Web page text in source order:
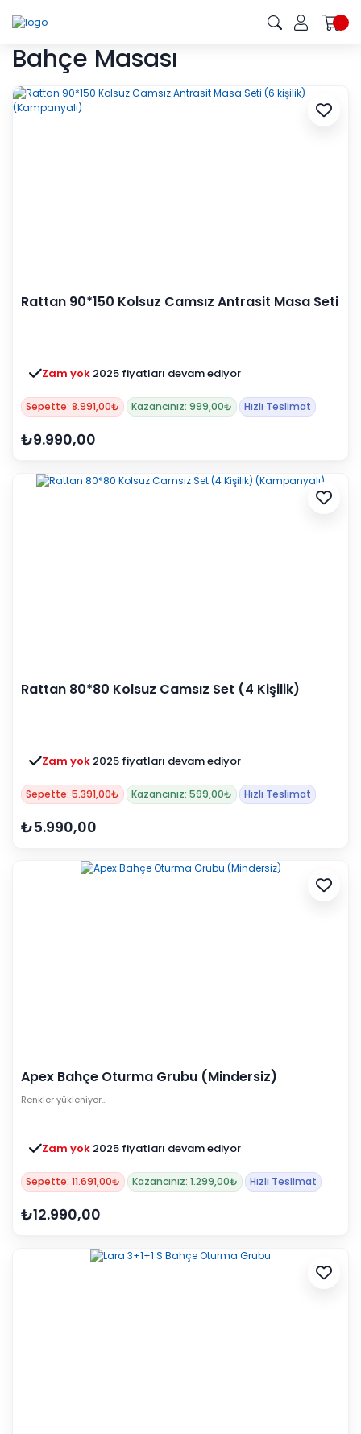
Bahçe Masası
Rattan 90*150 Kolsuz Camsız Antrasit Masa Seti
Zam yok 2025 fiyatları devam ediyor
Sepette: 8.991,00₺ Kazancınız: 999,00₺ Hızlı Teslimat
₺9.990,00
Rattan 80*80 Kolsuz Camsız Set (4 Kişilik)
Zam yok 2025 fiyatları devam ediyor
Sepette: 5.391,00₺ Kazancınız: 599,00₺ Hızlı Teslimat
₺5.990,00
Apex Bahçe Oturma Grubu (Mindersiz)
Renkler yükleniyor…
Zam yok 2025 fiyatları devam ediyor
Sepette: 11.691,00₺ Kazancınız: 1.299,00₺ Hızlı Teslimat
₺12.990,00